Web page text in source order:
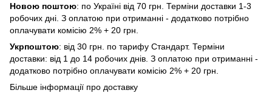
Новою поштою: по Україні від 70 грн. Терміни доставки 1-3
робочих дні. З оплатою при отриманні - додатково потрібно
оплачувати комісію 2% + 20 грн.
Укрпоштою: від 30 грн. по тарифу Стандарт. Терміни
доставки: від 1 до 14 робочих днів. З оплатою при отриманні -
додатково потрібно оплачувати комісію 2% + 20 грн.
Більше інформації про доставку